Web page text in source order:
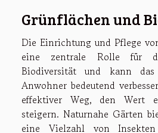
Grünflächen und
Die Einrichtung und Pflege
eine zentrale Rolle für
Biodiversität und kann
Anwohner bedeutend
effektiver Weg, den Wert
steigern. Naturnahe Gärten
eine Vielzahl von